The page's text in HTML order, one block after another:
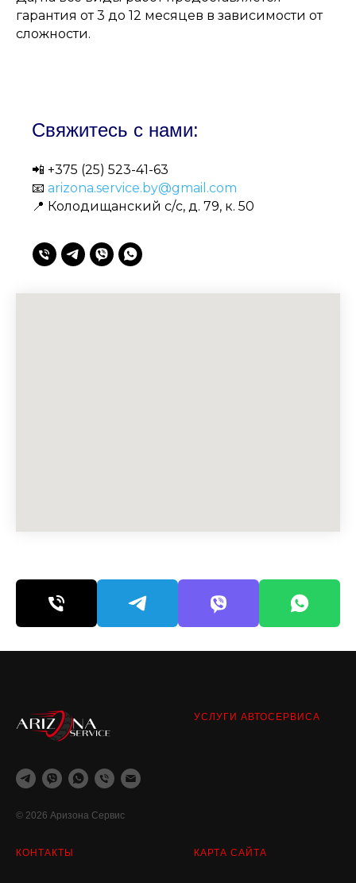
гарантия от 3 до 12 месяцев в зависимости от
сложности.
Свяжитесь с нами:
📲 +375 (25) 523-41-63
📧 arizona.service.by@gmail.com
📍 Колодищанский с/с, д. 79, к. 50
© 2026 Аризона Сервис
УСЛУГИ АВТОСЕРВИСА
КОНТАКТЫ КАРТА САЙТА